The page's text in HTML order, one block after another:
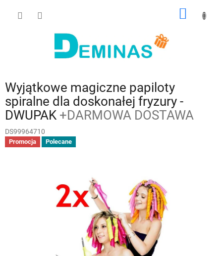
Wyjątkowe magiczne papiloty
spiralne dla doskonałej fryzury -
DWUPAK +DARMOWA DOSTAWA
DS99964710
Promocja Polecane